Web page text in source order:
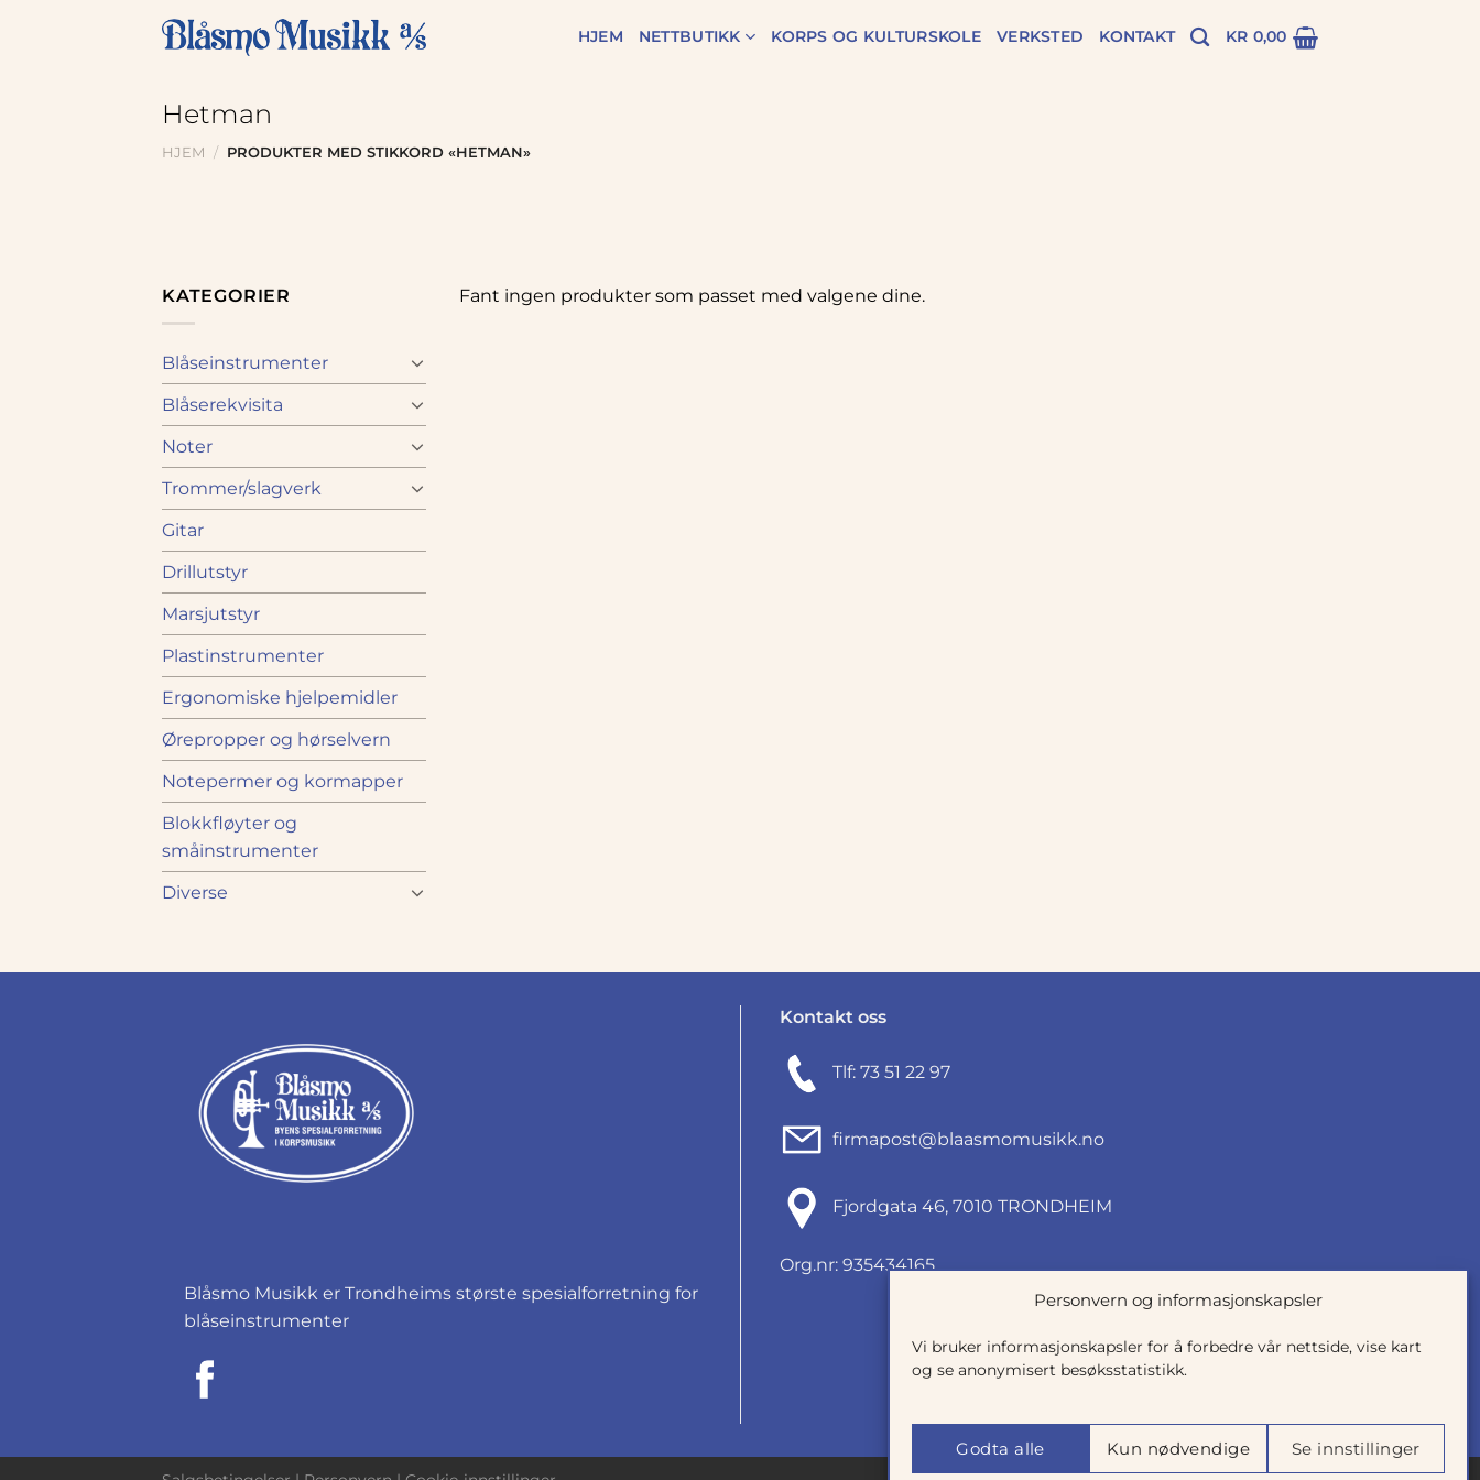
Personvern og informasjonskapsler
Vi bruker informasjonskapsler for å forbedre vår nettside, vise kart
og se anonymisert besøksstatistikk.
Godta alle Kun nødvendige Se innstillinger
HJEM NETTBUTIKK KORPS OG KULTURSKOLE VERKSTED KONTAKT KR 0,00
Hetman
HJEM / PRODUKTER MED STIKKORD «HETMAN»
KATEGORIER
Blåseinstrumenter
Blåserekvisita
Noter
Trommer/slagverk
Gitar
Drillutstyr
Marsjutstyr
Plastinstrumenter
Ergonomiske hjelpemidler
Ørepropper og hørselvern
Notepermer og kormapper
Blokkfløyter og
småinstrumenter
Diverse
Fant ingen produkter som passet med valgene dine.
Blåsmo Musikk er Trondheims største spesialforretning for
blåseinstrumenter
Kontakt oss
Tlf: 73 51 22 97
firmapost@blaasmomusikk.no
Fjordgata 46, 7010 TRONDHEIM
Org.nr: 935434165